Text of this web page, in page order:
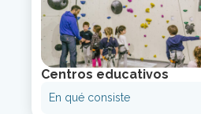
Centros educativos
En qué consiste